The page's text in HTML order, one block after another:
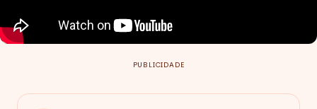
PUBLICIDADE